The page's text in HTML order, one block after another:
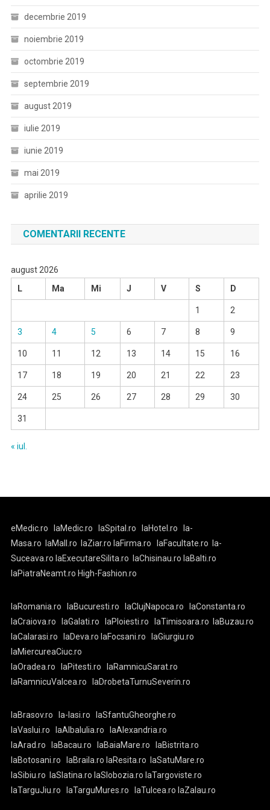
decembrie 2019
noiembrie 2019
octombrie 2019
septembrie 2019
august 2019
iulie 2019
iunie 2019
mai 2019
aprilie 2019
COMENTARII RECENTE
august 2026
L
Ma Mi J V S D
1 2
3 4 5 6 7 8 9
10 11 12 13 14 15 16
17 18 19 20 21 22 23
24 25 26 27 28 29 30
31
« iul.
eMedic.ro laMedic.ro laSpital.ro laHotel.ro
la-
Masa.ro
laMall.ro laZiar.ro laFirma.ro laFacultate.ro
la-
Suceava.ro laExecutareSilita.ro laChisinau.ro laBalti.ro
laPiatraNeamt.ro High-Fashion.ro
laRomania.ro laBucuresti.ro laClujNapoca.ro
laConstanta.ro
laCraiova.ro
laGalati.ro laPloiesti.ro laTimisoara.ro
laBuzau.ro
laCalarasi.ro
laDeva.ro laFocsani.ro
laGiurgiu.ro
laMiercureaCiuc.ro
laOradea.ro
laPitesti.ro
laRamnicuSarat.ro
laRamnicuValcea.ro
laDrobetaTurnuSeverin.ro
laBrasov.ro la-Iasi.ro
laSfantuGheorghe.ro
laVaslui.ro
laAlbaIulia.ro
laAlexandria.ro
laArad.ro
laBacau.ro laBaiaMare.ro
laBistrita.ro
laBotosani.ro
laBraila.ro laResita.ro
laSatuMare.ro
laSibiu.ro
laSlatina.ro laSlobozia.ro laTargoviste.ro
laTarguJiu.ro
laTarguMures.ro laTulcea.ro laZalau.ro